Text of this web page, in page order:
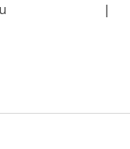
|